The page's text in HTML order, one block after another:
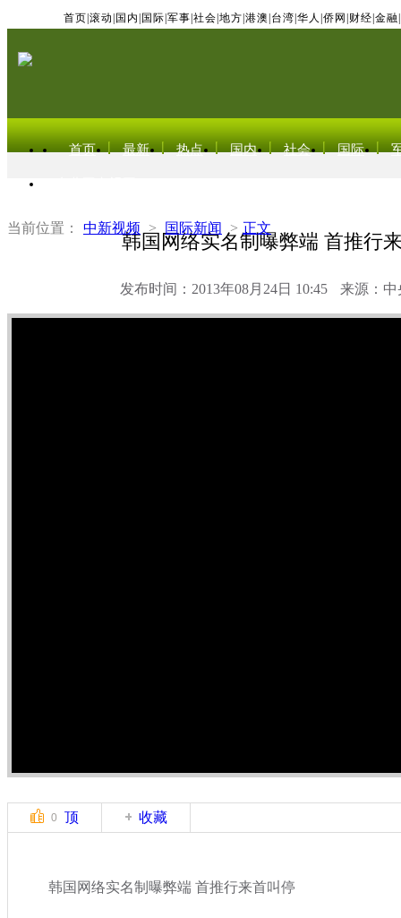
首页 滚动 国内 国际 军事 社会 地方 港澳 台湾 华人 侨网 财经 金融
首页 最新 热点 国内 社会 国际
当前位置： 中新视频 > 国际新闻 > 正文
韩国网络实名制曝弊端 首推行
发布时间：2013年08月24日 10:45 来源：中
0 顶 收藏
韩国网络实名制曝弊端 首推行来首叫停